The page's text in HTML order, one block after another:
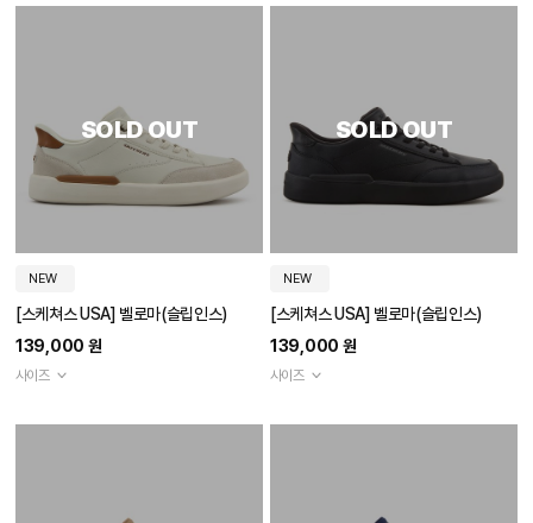
SOLD OUT
NEW
[스케쳐스 USA] 벨로마(슬립인스)
139,000 원
사이즈
SOLD OUT
NEW
[스케쳐스 USA] 벨로마(슬립인스)
139,000 원
사이즈